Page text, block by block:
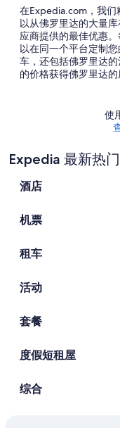
在Expedia.com，我
以从佛罗里达的大量
应商提供的最佳优惠
以在同一个平台定制
车，还包括佛罗里达
的价格获得佛罗里达的
使
Expedia 最新热
酒店
机票
租车
活动
套餐
度假短租屋
综合